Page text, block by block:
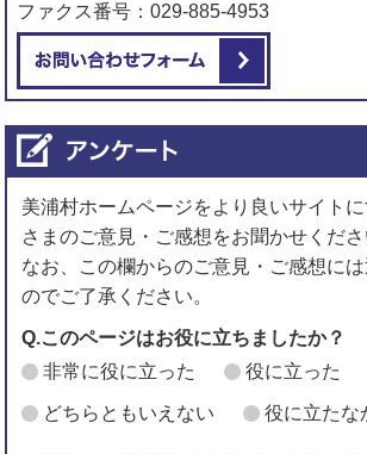
ファクス番号：029-885-4953
美浦村ホームページをより良いサイト
さまのご意見・ご感想をお聞かせくださ
なお、この欄からのご意見・ご感想に
のでご了承ください。
Q.このページはお役に立ちましたか？
非常に役に立った
役に立った
どちらともいえない 役に立たな